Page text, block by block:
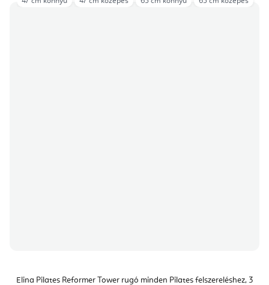
Elina Pilates Reformer Tower rugó minden Pilates felszereléshez, 3